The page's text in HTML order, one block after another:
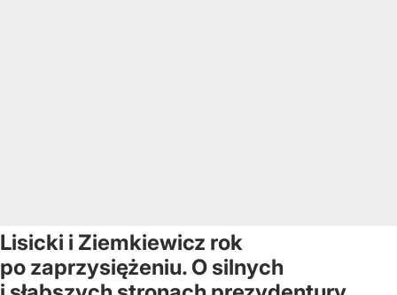
Lisicki i Ziemkiewicz rok
po zaprzysiężeniu. O silnych